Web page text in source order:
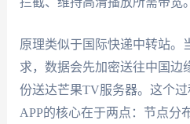
原理类似于国际快递中转站。
求，数据会先加密送往中国边
份送达芒果TV服务器。这个
APP的核心在于两点：节点分